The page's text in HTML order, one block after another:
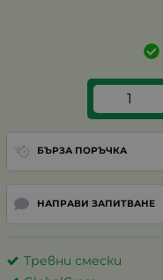
БЪРЗА ПОРЪЧКА
НАПРАВИ ЗАПИТВАНЕ
Тревни смески